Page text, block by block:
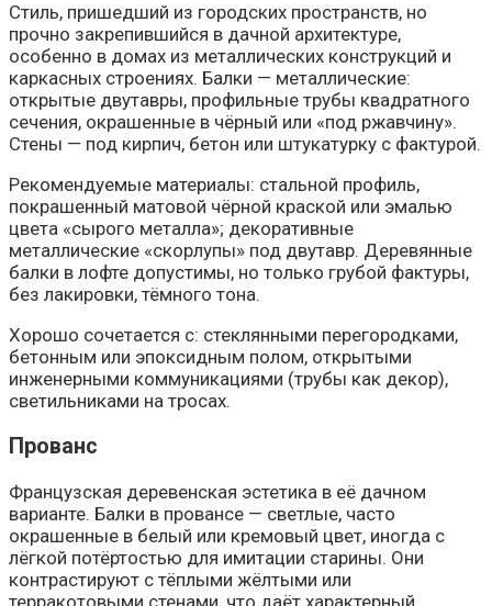
Стиль, пришедший из городских пространств, но
прочно закрепившийся в дачной архитектуре,
особенно в домах из металлических конструкций и
каркасных строениях. Балки — металлические:
открытые двутавры, профильные трубы квадратного
сечения, окрашенные в чёрный или «под ржавчину».
Стены — под кирпич, бетон или штукатурку с фактурой.
Рекомендуемые материалы: стальной профиль,
покрашенный матовой чёрной краской или эмалью
цвета «сырого металла»; декоративные
металлические «скорлупы» под двутавр. Деревянные
балки в лофте допустимы, но только грубой фактуры,
без лакировки, тёмного тона.
Хорошо сочетается с: стеклянными перегородками,
бетонным или эпоксидным полом, открытыми
инженерными коммуникациями (трубы как декор),
светильниками на тросах.
Прованс
Французская деревенская эстетика в её дачном
варианте. Балки в провансе — светлые, часто
окрашенные в белый или кремовый цвет, иногда с
лёгкой потёртостью для имитации старины. Они
контрастируют с тёплыми жёлтыми или
терракотовыми стенами, что даёт характерный